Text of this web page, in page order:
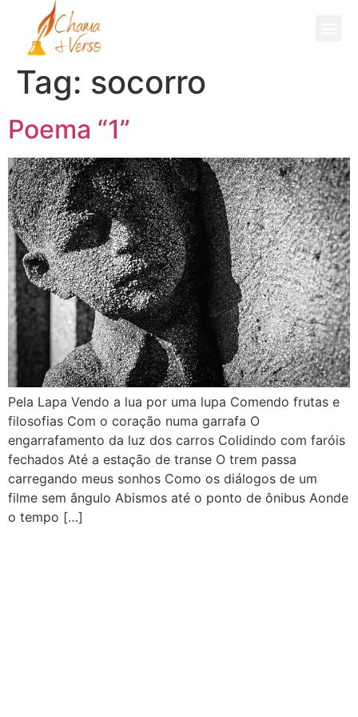
Tag: socorro
Poema “1”
Pela Lapa Vendo a lua por uma lupa Comendo frutas e
filosofias Com o coração numa garrafa O
engarrafamento da luz dos carros Colidindo com faróis
fechados Até a estação de transe O trem passa
carregando meus sonhos Como os diálogos de um
filme sem ângulo Abismos até o ponto de ônibus Aonde
o tempo […]